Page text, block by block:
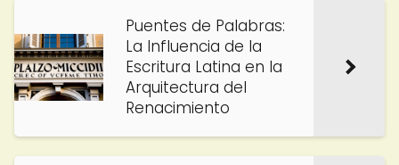
Puentes de Palabras:
La Influencia de la
Escritura Latina en la
Arquitectura del
Renacimiento